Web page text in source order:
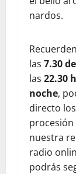
nardos.
las 7.30
las 22.30
noche,
directo
procesión
nuestra
radio
podrás